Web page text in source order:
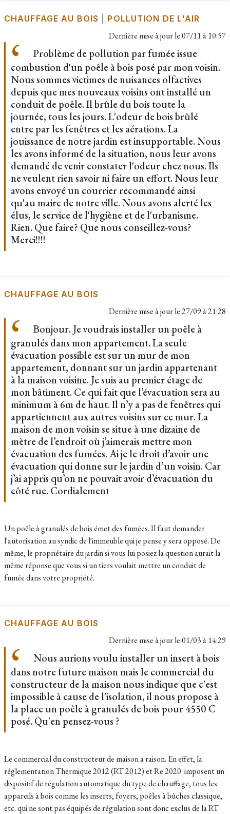
CHAUFFAGE AU BOIS POLLUTION DE L'AIR
Dernière mise à jour le07/11 à 10:57
Problème de pollution par fumée issue
combustion d'un poêle à bois posé par mon voisin.
Nous sommes victimes de nuisances olfactives
depuis que mes nouveaux voisins ont installé un
conduit de poêle. Il brûle du bois toute la
journée, tous les jours. L'odeur de bois brûlé
entre par les fenêtres et les aérations. La
jouissance de notre jardin est insupportable. Nous
les avons informé de la situation, nous leur avons
demandé de venir constater l'odeur chez nous. Ils
ne veulent rien savoir ni faire un effort. Nous leur
avons envoyé un courrier recommandé ainsi
qu'au maire de notre ville. Nous avons alerté les
élus, le service de l'hygiène et de l'urbanisme.
Rien. Que faire? Que nous conseillez-vous?
Merci!!!!
CHAUFFAGE AU BOIS
Dernière mise à jour le27/09 à 21:28
Bonjour. Je voudrais installer un poêle à
granulés dans mon appartement. La seule
évacuation possible est sur un mur de mon
appartement, donnant sur un jardin appartenant
à la maison voisine. Je suis au premier étage de
mon bâtiment. Ce qui fait que l’évacuation sera au
minimum à 6m de haut. Il n’y a pas de fenêtres qui
appartiennent aux autres voisins sur ce mur. La
maison de mon voisin se situe à une dizaine de
mètre de l’endroit où j’aimerais mettre mon
évacuation des fumées. Ai je le droit d’avoir une
évacuation qui donne sur le jardin d’un voisin. Car
j’ai appris qu’on ne pouvait avoir d’évacuation du
côté rue. Cordialement
Un poêle à granulés de bois émet des fumées. Il faut demander
l'autorisation au syndic de l'immeuble qui je pense y sera opposé. De
même, le propriétaire du jardin si vous lui posiez la question aurait la
même réponse que vous si un tiers voulait mettre un conduit de
fumée dans votre propriété.
CHAUFFAGE AU BOIS
Dernière mise à jour le01/03 à 14:29
Nous aurions voulu installer un insert à bois
dans notre future maison mais le commercial du
constructeur de la maison nous indique que c'est
impossible à cause de l'isolation, il nous propose à
la place un poêle à granulés de bois pour 4550 €
posé. Qu'en pensez-vous ?
Le commercial du constructeur de maison a raison. En effet, la
réglementation Thermique 2012 (RT 2012) et Re 2020 imposent un
dispositif de régulation automatique du type de chauffage, tous les
appareils à bois comme les inserts, foyers, poêles à bûches classique,
etc. qui ne sont pas équipés de régulation sont donc exclus de la RT